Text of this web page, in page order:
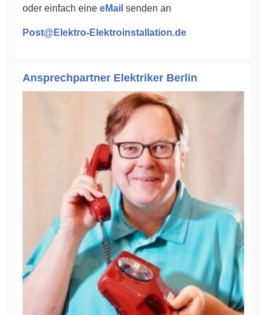
oder einfach eine eMail senden an
Post@Elektro-Elektroinstallation.de
Ansprechpartner Elektriker Berlin